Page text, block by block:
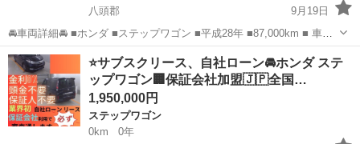
八頭郡
9月19日
🚘車両詳細🚘 ■ホンダ ■ステップワゴン ■平成28年 ■87,000km ■ 車検2
年付 ■月々30.000円 🚙車両装備🚙 ■ナビ ■TV ■バックカメラ ■ドライ
ブレコーダー ■エンジンプッシュスタート ■ETC ...
鳥取 八頭郡 ステップワゴン 車両
⭐️サブスクリース、自社ローン🚘️ホンダ ステ
ップワゴン🏢保証会社加盟🇯🇵全国…
1,950,000円
ステップワゴン
0km
0年